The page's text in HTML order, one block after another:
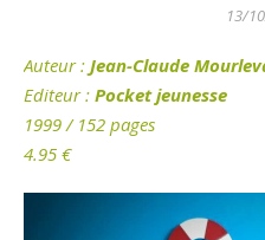
13/
Auteur: Jean-Claude
Editeur : Pocket jeunesse
1999 / 152 pages
4.95 €